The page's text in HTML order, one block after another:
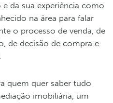
da sua experiência como
na área para falar
o processo de venda, de
de decisão de compra e
quem quer saber tudo
imobiliária, um